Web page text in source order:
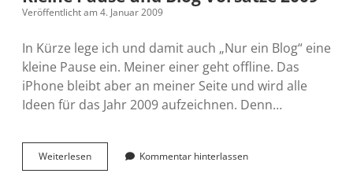
blind?
Veröffentlicht am 4. Januar 2009
In Kürze lege ich und damit auch „Nur ein Blog“ eine
kleine Pause ein. Meiner einer geht offline. Das
iPhone bleibt aber an meiner Seite und wird alle
Ideen für das Jahr 2009 aufzeichnen. Denn…
WeiterlesenKleine
Pause
Kommentar hinterlassen